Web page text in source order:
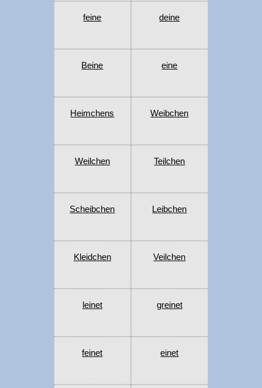
feine deine
Beine eine
Heimchens Weibchen
Weilchen Teilchen
Scheibchen Leibchen
Kleidchen Veilchen
leinet greinet
feinet einet